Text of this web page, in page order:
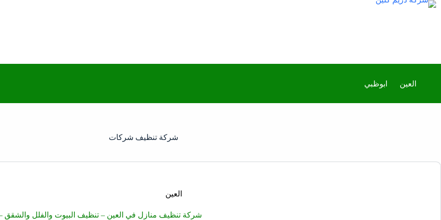
العين ابوظبي
شركة تنظيف شركات
العين
شركة تنظيف منازل في العين – تنظيف البيوت والفلل والشقق –